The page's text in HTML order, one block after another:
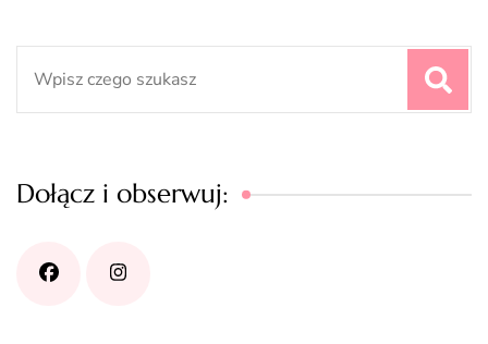
Dołącz i obserwuj: